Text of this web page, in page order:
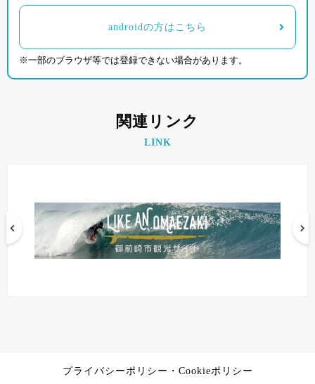
androidの方はこちら
※一部のブラウザ等では登録できない場合があります。
関連リンク
LINK
プライバシーポリシー・Cookieポリシー